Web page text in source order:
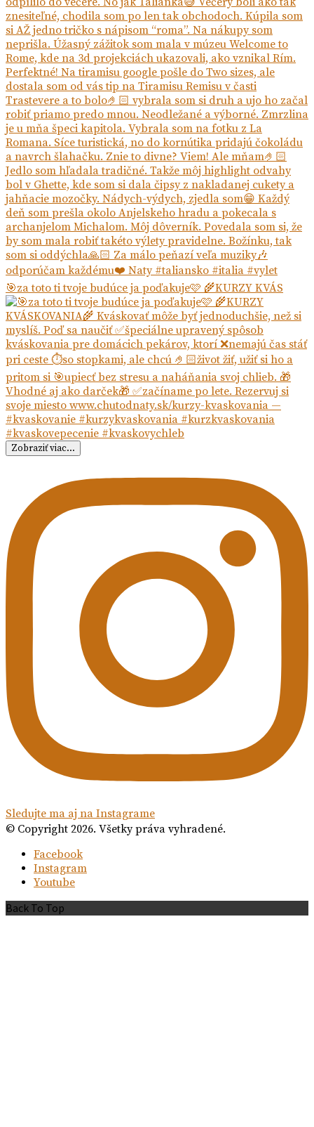
🎯za toto ti tvoje budúce ja poďakuje🩷 🌾KURZY KVÁS
Zobraziť viac...
Sledujte ma aj na Instagrame
© Copyright 2026. Všetky práva vyhradené.
Facebook
Instagram
Youtube
Back To Top